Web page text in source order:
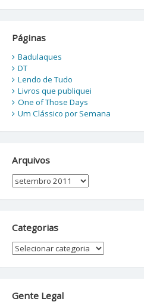
Páginas
Badulaques
DT
Lendo de Tudo
Livros que publiquei
One of Those Days
Um Clássico por Semana
Arquivos
Arquivos
Categorias
Categorias
Gente Legal